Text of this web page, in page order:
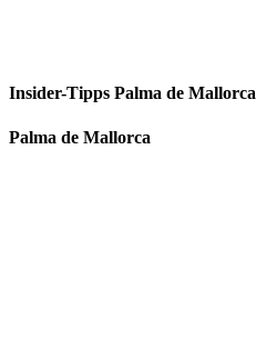
Insider-Tipps Palma de Mallorca
Palma de Mallorca